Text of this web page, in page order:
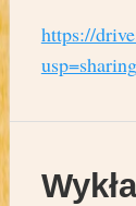
https://
usp=sharing